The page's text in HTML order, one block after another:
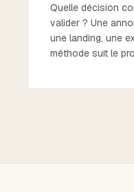
Quelle décision
valider ? Une
une landing, une
méthode suit le